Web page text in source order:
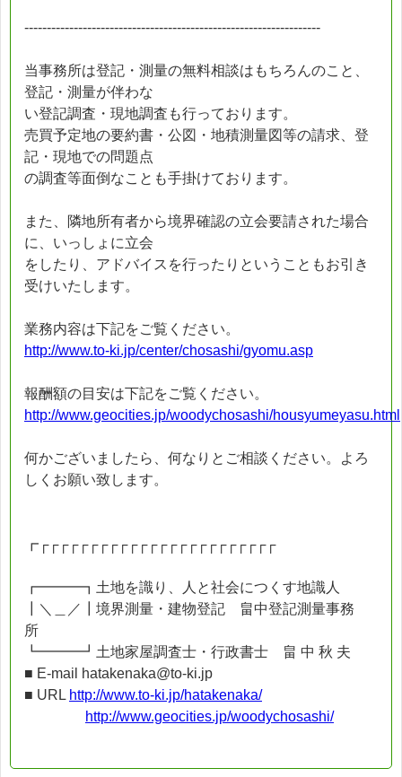
------------------------------------------------------------------
当事務所は登記・測量の無料相談はもちろんのこと、
登記・測量が伴わな
い登記調査・現地調査も行っております。
売買予定地の要約書・公図・地積測量図等の請求、登
記・現地での問題点
の調査等面倒なことも手掛けております。
また、隣地所有者から境界確認の立会要請された場合
に、いっしょに立会
をしたり、アドバイスを行ったりということもお引き
受けいたします。
業務内容は下記をご覧ください。
http://www.to-ki.jp/center/chosashi/gyomu.asp
報酬額の目安は下記をご覧ください。
http://www.geocities.jp/woodychosashi/housyumeyasu.html
何かございましたら、何なりとご相談ください。よろ
しくお願い致します。
┏┌┌┌┌┌┌┌┌┌┌┌┌┌┌┌┌┌┌┌┌┌┌┌┌
┏━━━┓土地を識り、人と社会につくす地識人
┃＼＿／┃境界測量・建物登記 畠中登記測量事務
所
┗━━━┛土地家屋調査士・行政書士 畠 中 秋 夫
■ E-mail hatakenaka@to-ki.jp
■ URL http://www.to-ki.jp/hatakenaka/
http://www.geocities.jp/woodychosashi/